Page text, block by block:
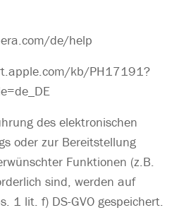
de/help
kb/PH17191?
des elektronischen
oder zur Bereitstellung
Funktionen (z.B.
sind, werden auf
1 lit. f) DS-GVO gespeichert.